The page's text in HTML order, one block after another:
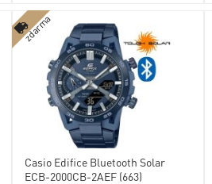
Casio Edifice Bluetooth Solar
ECB-2000CB-2AEF (663)
zdarma